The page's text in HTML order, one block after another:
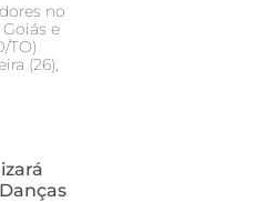
no
e
TO)
(26),